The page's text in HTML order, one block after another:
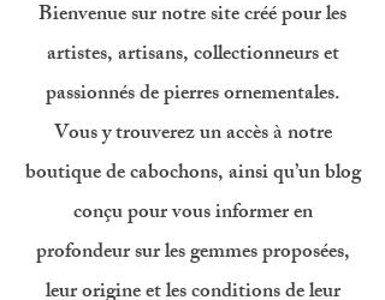
Bienvenue sur notre site créé pour les
artistes, artisans, collectionneurs et
passionnés de pierres ornementales.
Vous y trouverez un accès à notre
boutique de cabochons, ainsi qu’un blog
conçu pour vous informer en
profondeur sur les gemmes proposées,
leur origine et les conditions de leur